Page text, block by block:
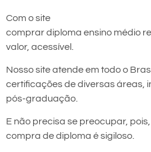
Com o site
comprar diploma ensino médio
valor, acessível.
Nosso site atende em todo o
certificações de diversas áreas,
pós-graduação.
E não precisa se preocupar,
compra de diploma é sigiloso.